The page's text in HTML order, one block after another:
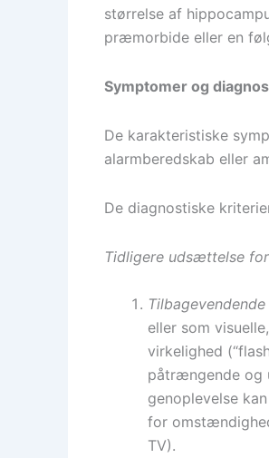
størrelse af
præmorbide eller en
Symptomer og
De karakteristiske
alarmberedskab eller
De diagnostiske
Tidligere udsættelse
eller som
virkelighed
påtrængende og
genoplevelse
for
TV).